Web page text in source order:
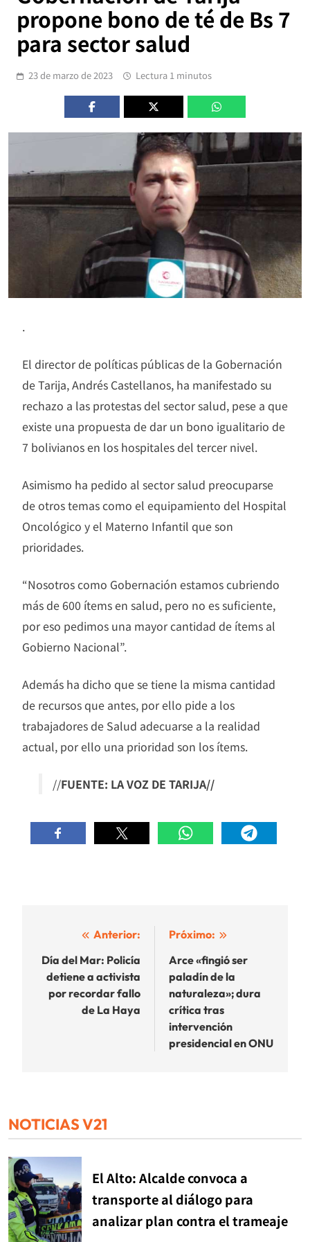
propone bono de té de Bs 7
para sector salud
23 de marzo de 2023 Lectura 1 minutos
.
El director de políticas públicas de la Gobernación
de Tarija, Andrés Castellanos, ha manifestado su
rechazo a las protestas del sector salud, pese a que
existe una propuesta de dar un bono igualitario de
7 bolivianos en los hospitales del tercer nivel.
Asimismo ha pedido al sector salud preocuparse
de otros temas como el equipamiento del Hospital
Oncológico y el Materno Infantil que son
prioridades.
“Nosotros como Gobernación estamos cubriendo
más de 600 ítems en salud, pero no es suficiente,
por eso pedimos una mayor cantidad de ítems al
Gobierno Nacional”.
Además ha dicho que se tiene la misma cantidad
de recursos que antes, por ello pide a los
trabajadores de Salud adecuarse a la realidad
actual, por ello una prioridad son los ítems.
//FUENTE: LA VOZ DE TARIJA//
Navegación
de
entradas
Anterior:
Día del Mar: Policía
detiene a activista
por recordar fallo
de La Haya
Próximo:
Arce «fingió ser
paladín de la
naturaleza»; dura
crítica tras
intervención
presidencial en ONU
NOTICIAS V21
El Alto: Alcalde convoca a
transporte al diálogo para
analizar plan contra el trameaje